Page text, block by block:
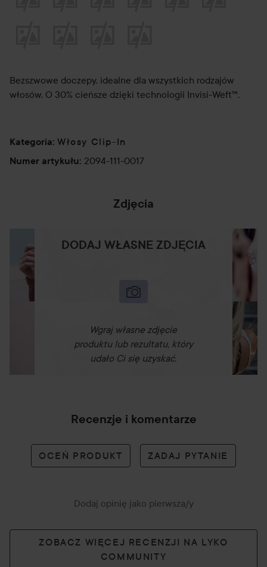
Bezszwowe doczepy, idealne dla wszystkich rodzajów
włosów. O 30% cieńsze dzięki technologii Invisi-Weft™.
Kategoria: Włosy Clip-In
Numer artykułu: 2094-111-0017
Zdjęcia
DODAJ WŁASNE ZDJĘCIA
Wgraj własne zdjęcie
produktu lub rezultatu, który
udało Ci się uzyskać.
Recenzje i komentarze
OCEŃ PRODUKT ZADAJ PYTANIE
Dodaj opinię jako pierwsza/y
ZOBACZ WIĘCEJ RECENZJI NA LYKO
COMMUNITY